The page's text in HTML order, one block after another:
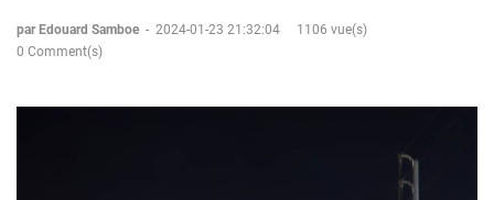
par Edouard Samboe - 2024-01-23 21:32:04
1106 vue(s)
0 Comment(s)